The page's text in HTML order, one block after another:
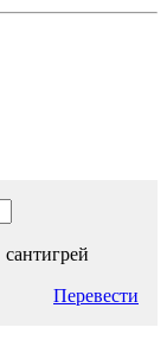
сантигрей
Перевести